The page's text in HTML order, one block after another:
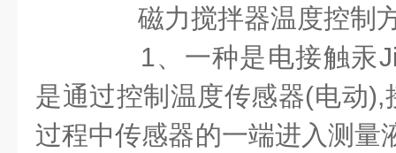
磁力搅拌器温度控制
1、一种是电接触汞
是通过控制温度传感器(电动
过程中传感器的一端进入测量